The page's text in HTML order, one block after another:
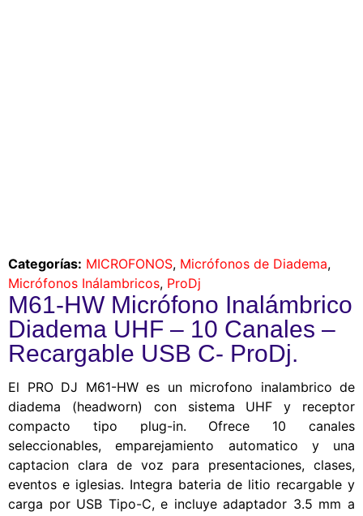
Categorías: MICROFONOS, Micrófonos de Diadema,
Micrófonos Inálambricos, ProDj
M61-HW Micrófono Inalámbrico
Diadema UHF – 10 Canales –
Recargable USB C- ProDj.
El PRO DJ M61-HW es un microfono inalambrico de
diadema (headworn) con sistema UHF y receptor
compacto tipo plug-in. Ofrece 10 canales
seleccionables, emparejamiento automatico y una
captacion clara de voz para presentaciones, clases,
eventos e iglesias. Integra bateria de litio recargable y
carga por USB Tipo-C, e incluye adaptador 3.5 mm a